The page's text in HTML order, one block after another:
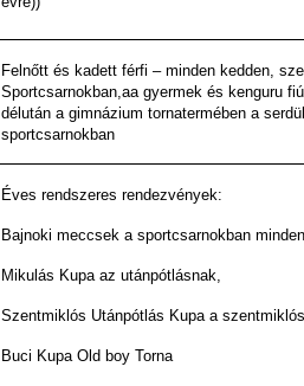
Felnőtt és kadett férfi – minden kedden,
Sportcsarnokban,aa gyermek és kenguru
délután a gimnázium tornatermében a
sportcsarnokban
Éves rendszeres rendezvények:
Bajnoki meccsek a sportcsarnokban
Mikulás Kupa az utánpótlásnak,
Szentmiklós Utánpótlás Kupa a
Buci Kupa Old boy Torna